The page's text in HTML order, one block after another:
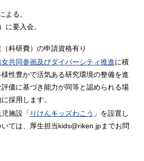
よる。
に要入会。
科研費）の申請資格有り
女共同参画及びダイバーシティ推進に積
性豊かで活気ある研究環境の整備を進
価に基づき能力が同等と認められる場
採用します。
施設「 りけんキッズわこう 」を設置し
ては、厚生担当kids@riken.jpまでお問